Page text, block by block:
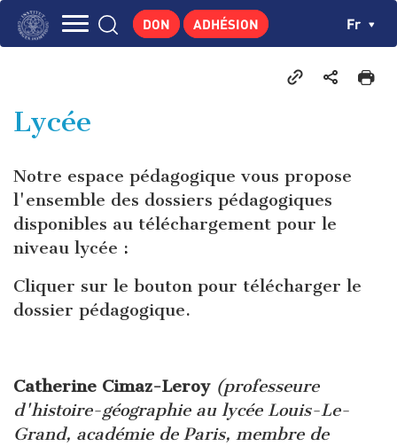
Aller
ACTUALITÉS
ENSEIGNEMENT
DON ADHÉSION Fr
Lycée
Notre espace pédagogique vous propose
l'ensemble des dossiers pédagogiques
disponibles au téléchargement pour le
niveau lycée :
Cliquer sur le bouton pour télécharger le
dossier pédagogique.
Catherine Cimaz-Leroy(professeure
d'histoire-géographie au lycée Louis-Le-
Grand, académie de Paris, membre de
Panneau de gestion des cookies